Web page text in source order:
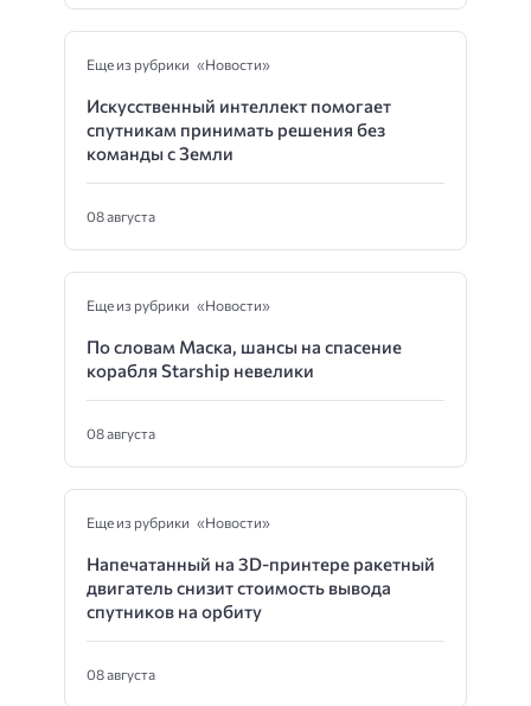
Еще из рубрики «Новости»
Искусственный интеллект помогает
спутникам принимать решения без
команды с Земли
08 августа
Еще из рубрики «Новости»
По словам Маска, шансы на спасение
корабля Starship невелики
08 августа
Еще из рубрики «Новости»
Напечатанный на 3D-принтере ракетный
двигатель снизит стоимость вывода
спутников на орбиту
08 августа